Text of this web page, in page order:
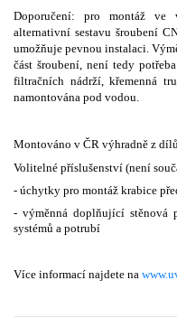
Doporučení: pro montáž ve
alternativní sestavu šroubení
umožňuje pevnou instalaci.
část šroubení, není tedy
filtračních nádrží, křemenná
namontována pod vodou.
Montováno v ČR výhradně z
Volitelné příslušenství (není
- úchytky pro montáž krabice
- výměnná doplňující stěnová
systémů a potrubí
Více informací najdete na